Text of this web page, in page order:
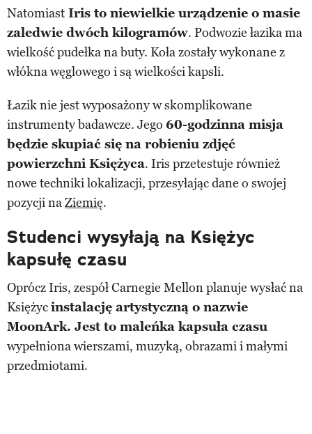
Natomiast Iris to niewielkie urządzenie o masie
zaledwie dwóch kilogramów. Podwozie łazika ma
wielkość pudełka na buty. Koła zostały wykonane z
włókna węglowego i są wielkości kapsli.
Łazik nie jest wyposażony w skomplikowane
instrumenty badawcze. Jego 60-godzinna misja
będzie skupiać się na robieniu zdjęć
powierzchni Księżyca. Iris przetestuje również
nowe techniki lokalizacji, przesyłając dane o swojej
pozycji naZiemię.
Studenci wysyłają na Księżyc
kapsułę czasu
Oprócz Iris, zespół Carnegie Mellon planuje wysłać na
Księżycinstalację artystyczną o nazwie
MoonArk. Jest to maleńka kapsuła czasu
wypełniona wierszami, muzyką, obrazami i małymi
przedmiotami.